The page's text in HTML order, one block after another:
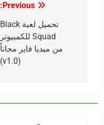
المقالات
Previous:
تحميل لعبة Black
Squad للكمبيوتر
من ميديا فاير مجاناً
(v1.0)